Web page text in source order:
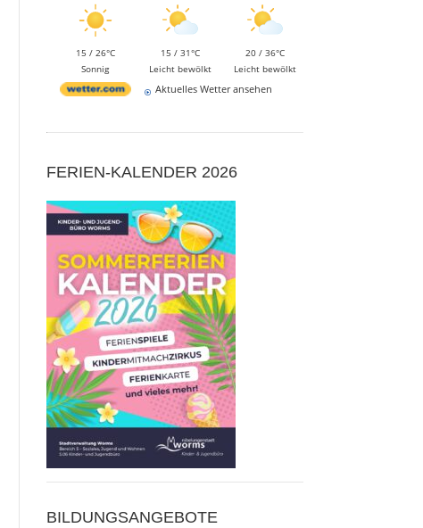
15 / 26°C
Sonnig
15 / 31°C
Leicht bewölkt
20 / 36°C
Leicht bewölkt
Aktuelles Wetter ansehen
FERIEN-KALENDER 2026
BILDUNGSANGEBOTE